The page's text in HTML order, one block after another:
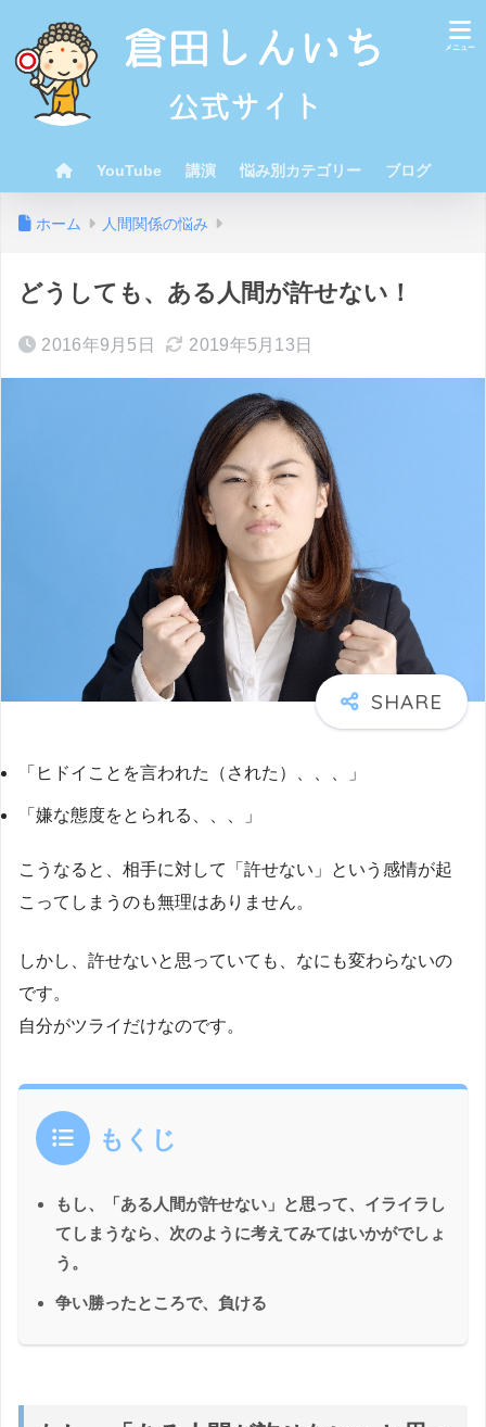
YouTube 講演 悩み別カテゴリー ブログ
ホーム 人間関係の悩み
どうしても、ある人間が許せない！
2016年9月5日 2019年5月13日
「ヒドイことを言われた（された）、、、」
「嫌な態度をとられる、、、」
こうなると、相手に対して「許せない」という感情が起
こってしまうのも無理はありません。
しかし、許せないと思っていても、なにも変わらないの
です。
自分がツライだけなのです。
もくじ
もし、「ある人間が許せない」と思って、イライラし
てしまうなら、次のように考えてみてはいかがでしょ
う。
争い勝ったところで、負ける